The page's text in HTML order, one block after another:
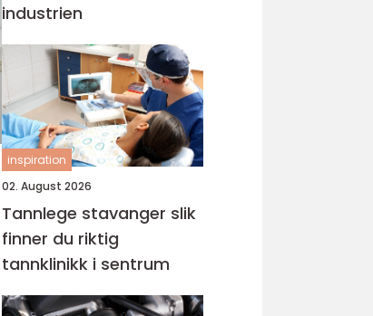
industrien
inspiration
02. August 2026
Tannlege stavanger slik
finner du riktig
tannklinikk i sentrum